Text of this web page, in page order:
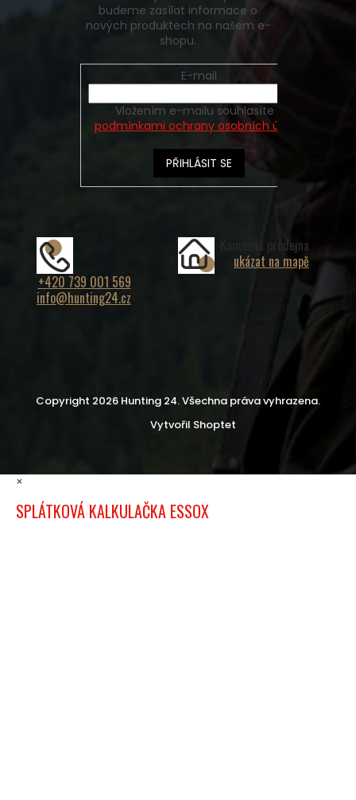
budeme zasílat informace o
nových produktech na našem e-
shopu.
E-mail
podmínkami ochrany osobních údajů
PŘIHLÁSIT SE
+420 739 001 569
info@hunting24.cz
Kamenná prodejna
ukázat na mapě
Vytvořil Shoptet
Copyright 2026 Hunting 24. Všechna práva vyhrazena.
×
SPLÁTKOVÁ KALKULAČKA ESSOX